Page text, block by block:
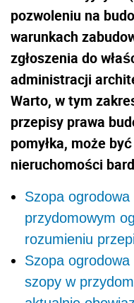
pozwoleniu na
warunkach
zgłoszenia do
administracji
Warto, w tym
przepisy prawa
pomyłka, może
nieruchomości
Szopa
przydomowym
rozumieniu
Szopa
szopy w